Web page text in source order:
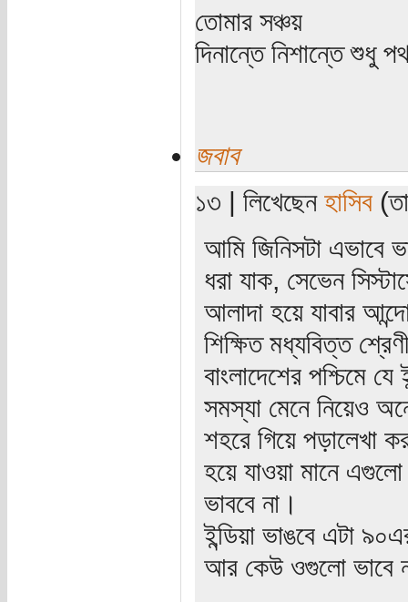
তোমার সঞ্চয়
দিনান্তে নিশান্তে শুধু
জবাব
১৩ | লিখেছেন হাসিব
আমি জিনিসটা এভাবে
ধরা যাক, সেভেন
আলাদা হয়ে যাবার
শিক্ষিত মধ্যবিত্ত
বাংলাদেশের পশ্চিমে
সমস্যা মেনে নিয়েও
শহরে গিয়ে পড়ালেখা
হয়ে যাওয়া মানে
ভাববে না।
ইন্ডিয়া ভাঙবে এটা
আর কেউ ওগুলো ভাবে